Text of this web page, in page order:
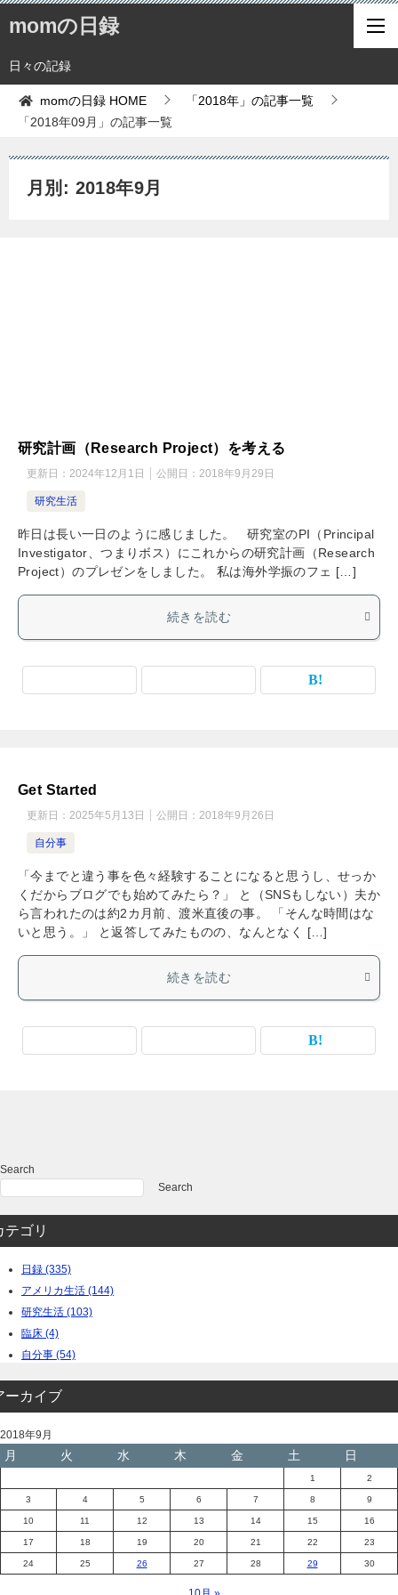
momの日録
日々の記録
momの日録 HOME
「2018年」の記事一覧
「2018年09月」の記事一覧
月別: 2018年9月
研究計画（Research Project）を考える
更新日： 2024年12月1日 公開日： 2018年9月29日
研究生活
昨日は長い一日のように感じました。 研究室のPI（Principal
Investigator、つまりボス）にこれからの研究計画（Research
Project）のプレゼンをしました。 私は海外学振のフェ […]
続きを読む
Get Started
更新日： 2025年5月13日 公開日： 2018年9月26日
自分事
「今までと違う事を色々経験することになると思うし、せっか
くだからブログでも始めてみたら？」 と（SNSもしない）夫か
ら言われたのは約2カ月前、渡米直後の事。 「そんな時間はな
いと思う。」 と返答してみたものの、なんとなく […]
続きを読む
Search
Search
テゴリ
日録 (335)
アメリカ生活 (144)
研究生活 (103)
臨床 (4)
自分事 (54)
ーカイブ
2018年9月
月 火 水 木 金 土 日
1 2
3 4 5 6 7 8 9
10 11 12 13 14 15 16
17 18 19 20 21 22 23
24 25 26 27 28 29 30